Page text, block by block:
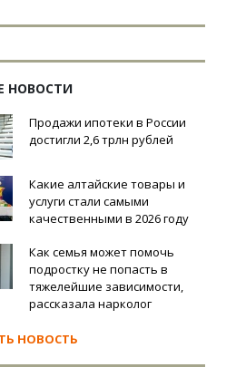
НОВОСТИ
Продажи ипотеки в России
достигли 2,6 трлн рублей
Какие алтайские товары и
услуги стали самыми
качественными в 2026 году
Как семья может помочь
подростку не попасть в
тяжелейшие зависимости,
рассказала нарколог
НОВОСТЬ